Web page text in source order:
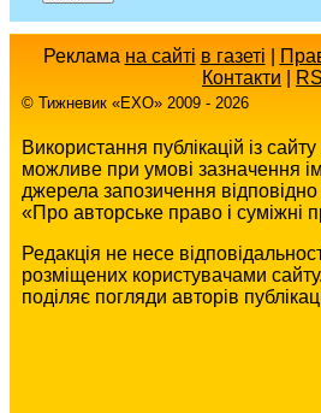
Реклама на сайті в газеті
Контакти
© Тижневик «EХO» 2009 - 2026
Використання публікацій із
можливе при умові зазначення
джерела запозичення
«Про авторське право і суміжні
Редакція не несе
розміщених користувачами
поділяє погляди авторів